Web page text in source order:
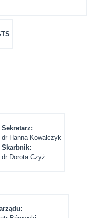
Sekretarz:
dr Hanna Kowalczyk
Skarbnik:
dr Dorota Czyż